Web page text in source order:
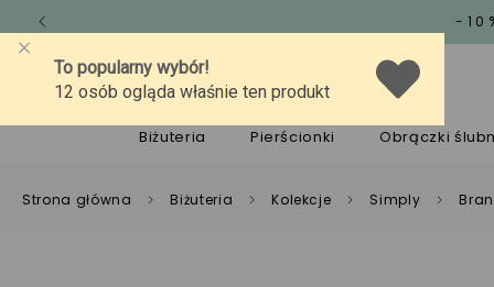
-
O marceJakośćPomoc
Biżuteria Pierścionki Obrączki
Strona główna Biżuteria Kolekcje Simply